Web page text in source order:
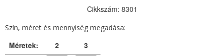
Cikkszám: 8301
Szín, méret és mennyiség megadása:
Méretek: 2
3